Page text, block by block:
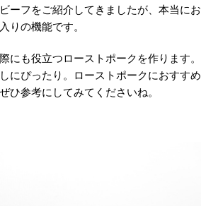
ーフをご紹介してきましたが、本当にお
りの機能です。
も役立つローストポークを作ります。
にぴったり。ローストポークにおすすめ
ひ参考にしてみてくださいね。